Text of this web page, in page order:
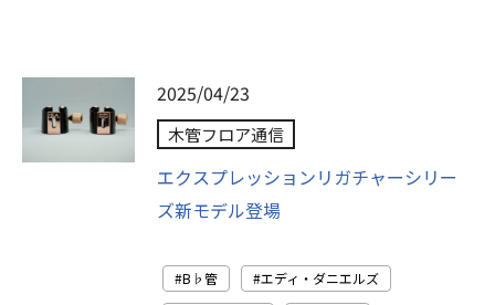
2025/04/23
木管フロア通信
エクスプレッションリガチャーシリー
ズ新モデル登場
B♭管
エディ・ダニエルズ